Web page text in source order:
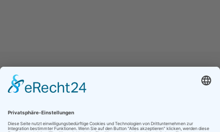
Jetzt folgen für noch mehr Einblicke ins
Vereinsleben: